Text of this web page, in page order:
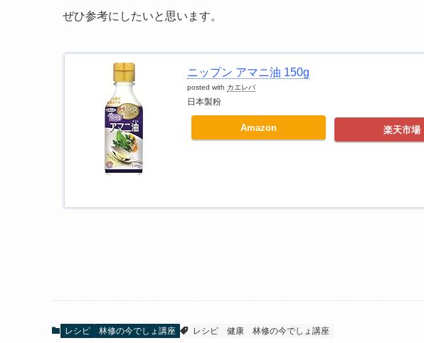
ぜひ参考にしたいと思います。
ニップン アマニ油 150g
posted with カエレバ
日本製粉
Amazon 楽天市場
レシピ 林修の今でしょ講座 レシピ 健康 林修の今でしょ講座